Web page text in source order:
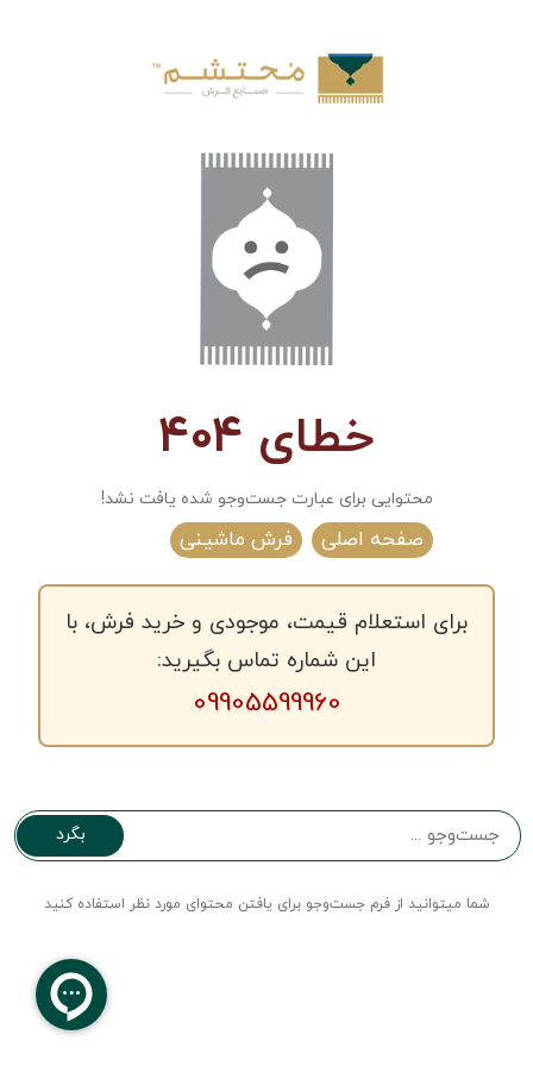
خطای 404
محتوایی برای عبارت جست‌و‌جو شده یافت نشد!
صفحه اصلی فرش ماشینی
برای استعلام قیمت، موجودی و خرید فرش، با
این شماره تماس بگیرید:
09905599960
بگرد
شما میتوانید از فرم جست‌و‌جو برای یافتن محتوای مورد نظر استفاده کنید